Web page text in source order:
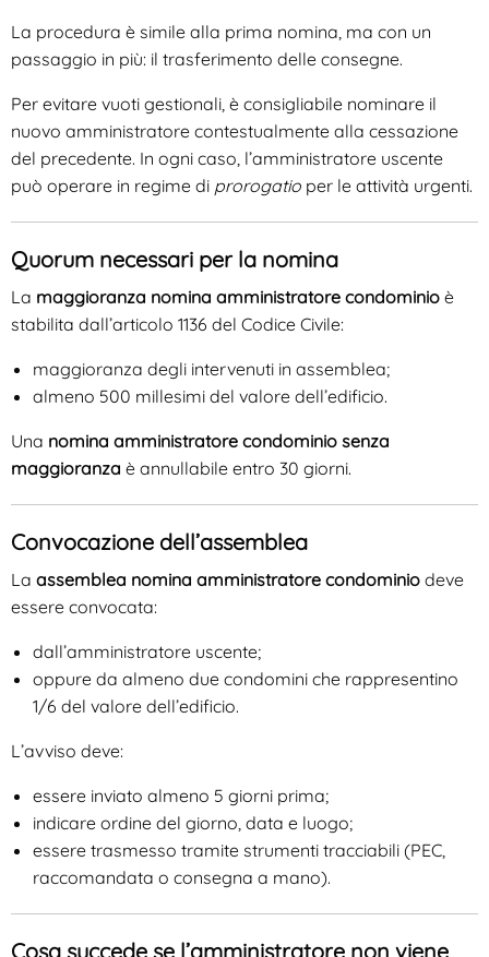
La procedura è simile alla prima nomina, ma con un
passaggio in più: il trasferimento delle consegne.
Per evitare vuoti gestionali, è consigliabile nominare il
nuovo amministratore contestualmente alla cessazione
del precedente. In ogni caso, l’amministratore uscente
può operare in regime di prorogatio per le attività urgenti.
Quorum necessari per la nomina
La maggioranza nomina amministratore condominio è
stabilita dall’articolo 1136 del Codice Civile:
maggioranza degli intervenuti in assemblea;
almeno 500 millesimi del valore dell’edificio.
Una nomina amministratore condominio senza
maggioranza è annullabile entro 30 giorni.
Convocazione dell’assemblea
La assemblea nomina amministratore condominio deve
essere convocata:
dall’amministratore uscente;
oppure da almeno due condomini che rappresentino
1/6 del valore dell’edificio.
L’avviso deve:
essere inviato almeno 5 giorni prima;
indicare ordine del giorno, data e luogo;
essere trasmesso tramite strumenti tracciabili (PEC,
raccomandata o consegna a mano).
Cosa succede se l’amministratore non viene